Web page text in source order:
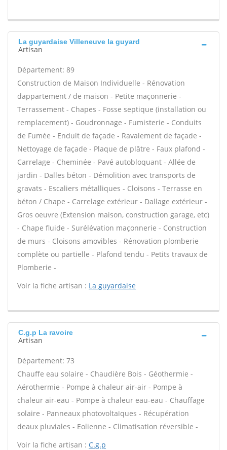
La guyardaise Villeneuve la guyard
Artisan
Département: 89
Construction de Maison Individuelle - Rénovation
dappartement / de maison - Petite maçonnerie -
Terrassement - Chapes - Fosse septique (installation ou
remplacement) - Goudronnage - Fumisterie - Conduits
de Fumée - Enduit de façade - Ravalement de façade -
Nettoyage de façade - Plaque de plâtre - Faux plafond -
Carrelage - Cheminée - Pavé autobloquant - Allée de
jardin - Dalles béton - Démolition avec transports de
gravats - Escaliers métalliques - Cloisons - Terrasse en
béton / Chape - Carrelage extérieur - Dallage extérieur -
Gros oeuvre (Extension maison, construction garage, etc)
- Chape fluide - Surélévation maçonnerie - Construction
de murs - Cloisons amovibles - Rénovation plomberie
complète ou partielle - Plafond tendu - Petits travaux de
Plomberie -
Voir la fiche artisan : La guyardaise
C.g.p La ravoire
Artisan
Département: 73
Chauffe eau solaire - Chaudière Bois - Géothermie -
Aérothermie - Pompe à chaleur air-air - Pompe à
chaleur air-eau - Pompe à chaleur eau-eau - Chauffage
solaire - Panneaux photovoltaïques - Récupération
deaux pluviales - Eolienne - Climatisation réversible -
Voir la fiche artisan : C.g.p